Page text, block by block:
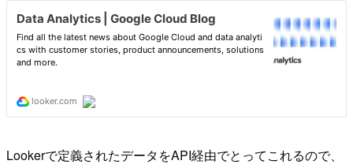
Lookerで定義されたデータをAPI経由でとってこれるので、